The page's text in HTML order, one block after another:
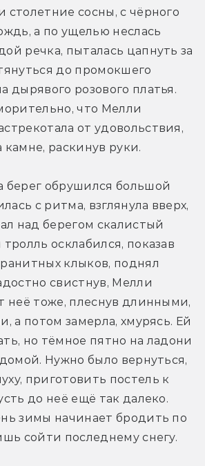
столетние сосны, с чёрного
а по ущелью неслась
речка, пыталась цапнуть за
до промокшего
дырявого розового платья.
что Мелли
от удовольствия,
камне, раскинув руки.
берег обрушился большой
с ритма, взглянула вверх,
над берегом скалистый
осклабился, показав
клыков, поднял
свистнув, Мелли
неё тоже, плеснув длинными,
а потом замерла, хмурясь. Ей
но тёмное пятно на ладони
Нужно было вернуться,
приготовить постель к
до неё ещё так далеко.
зимы начинает бродить по
сойти последнему снегу.